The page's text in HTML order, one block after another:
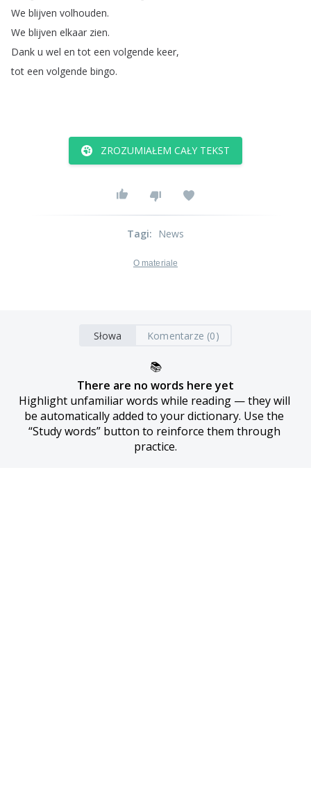
We blijven volhouden.
We blijven elkaar zien.
Dank u wel en tot een volgende keer,
tot een volgende bingo.
ZROZUMIAŁEM CAŁY TEKST
Tagi: News
O materiale
Słowa Komentarze (0)
📚
There are no words here yet
Highlight unfamiliar words while reading — they will
be automatically added to your dictionary. Use the
“Study words” button to reinforce them through
practice.